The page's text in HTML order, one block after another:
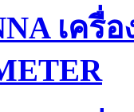
เค